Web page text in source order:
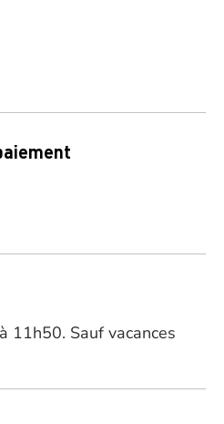
11h50. Sauf vacances